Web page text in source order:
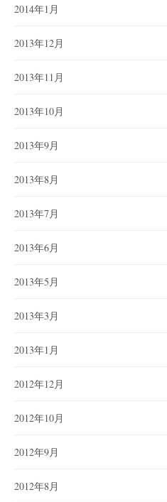
2014年1月
2013年12月
2013年11月
2013年10月
2013年9月
2013年8月
2013年7月
2013年6月
2013年5月
2013年3月
2013年1月
2012年12月
2012年10月
2012年9月
2012年8月